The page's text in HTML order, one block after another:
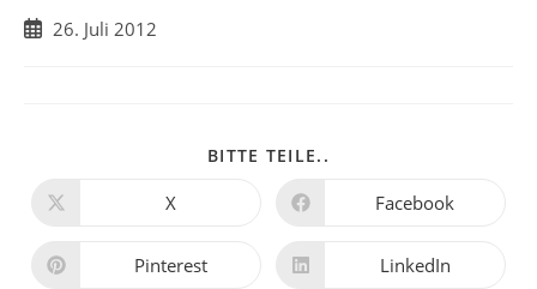
Beitrag26. Juli 2012
BITTE TEILE..
Öffnet
neuen
Fenster
X Öffnet
neuen
Fenster
Facebook
Öffnet
Pinterest Öffnet
LinkedIn